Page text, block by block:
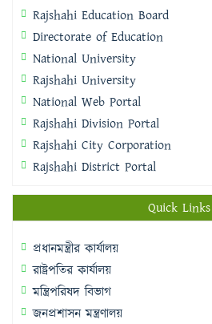
Rajshahi Education Board
Directorate of Education
National University
Rajshahi University
National Web Portal
Rajshahi Division Portal
Rajshahi City Corporation
Rajshahi District Portal
Quick Links
প্রধানমন্ত্রীর কার্যালয়
রাষ্ট্রপতির কার্যালয়
মন্ত্রিপরিষদ বিভাগ
জনপ্রশাসন মন্ত্রণালয়